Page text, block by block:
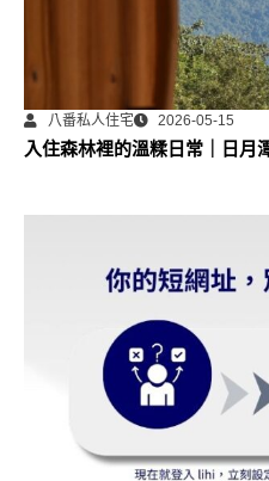
八番私人住宅 2026-05-15
入住森林裡的溫糅日常｜日月